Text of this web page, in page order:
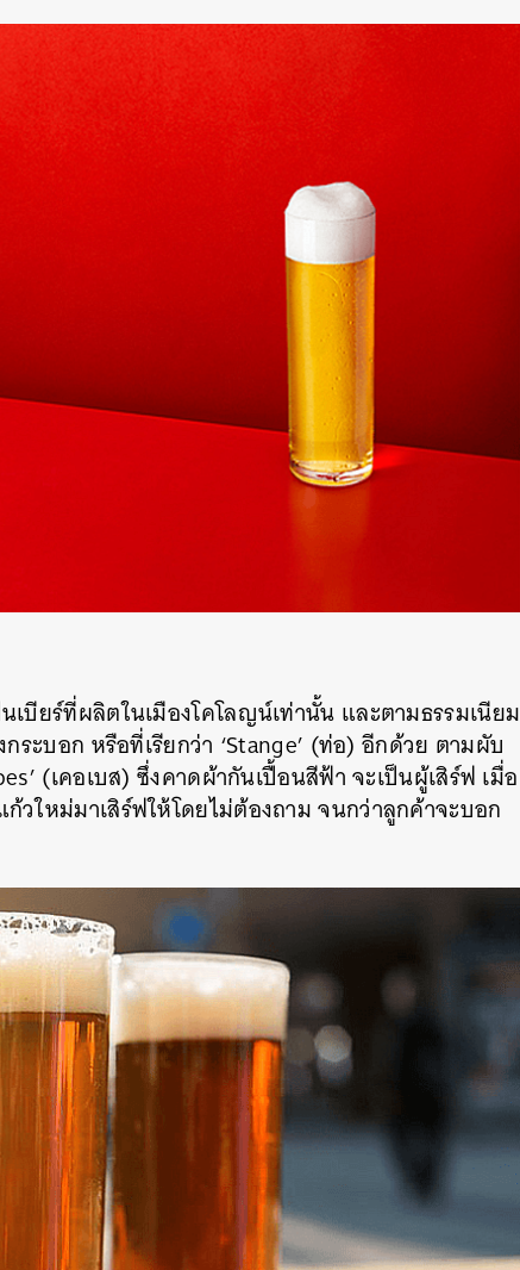
นเบียร์ที่ผลิตในเมืองโคโลญน์เท่านั้น และตามธรรมเนียม
ระบอก หรือที่เรียกว่า ‘Stange’ (ท่อ) อีกด้วย ตามผับ
(เคอเบส) ซึ่งคาดผ้ากันเปื้อนสีฟ้า จะเป็นผู้เสิร์ฟ เมื่อ
วใหม่มาเสิร์ฟให้โดยไม่ต้องถาม จนกว่าลูกค้าจะบอก